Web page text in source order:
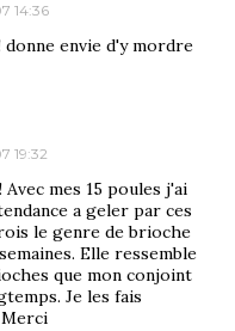
14:36
envie d'y mordre
19:32
mes 15 poules j'ai
a geler par ces
le genre de brioche
Elle ressemble
que mon conjoint
Je les fais